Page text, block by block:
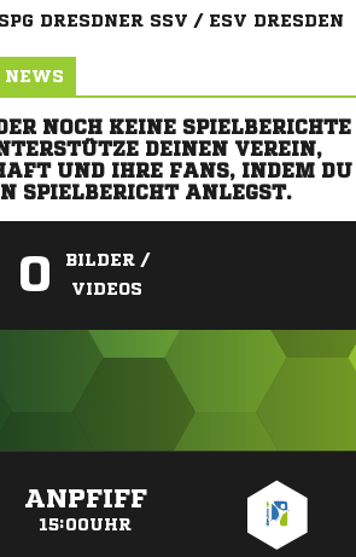
SPG DRESDNER SSV / ESV DRESDEN
NEWS
NOCH KEINE SPIELBERICHTE
DEINEN VEREIN,
UND IHRE FANS, INDEM DU
SPIELBERICHT ANLEGST.
0
BILDER /
VIDEOS
ANPFIFF
15:00UHR